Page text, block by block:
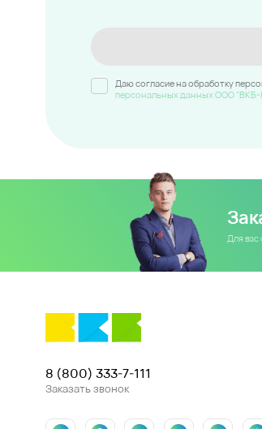
Даю согласие на обработку
персональных данных ООО
Для
8 (800) 333-7-111
Заказать звонок